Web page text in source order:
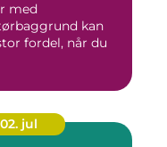
med
kan
fordel, når du
02. jul